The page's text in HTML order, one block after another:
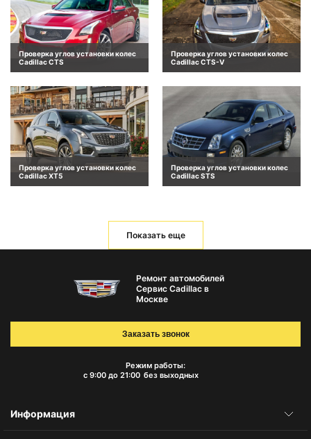
Проверка углов установки колес
Cadillac CTS
Проверка углов установки колес
Cadillac CTS-V
Проверка углов установки колес
Cadillac XT5
Проверка углов установки колес
Cadillac STS
Показать еще
Ремонт автомобилей
Сервис Cadillac в
Москве
Режим работы:
с 9:00 до 21:00 без выходных
Заказать звонок
Информация